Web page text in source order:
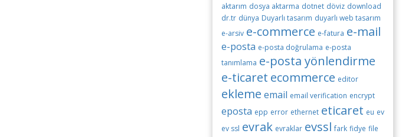
aktarım dosya aktarma dotnet döviz download
dr.tr dünya Duyarlı tasarım duyarlı web tasarım
e-arsiv e-commerce e-fatura e-mail
e-posta e-posta doğrulama e-posta
tanımlama e-posta yönlendirme
e-ticaret ecommerce editor
ekleme email email verification encrypt
eposta epp error ethernet eticaret eu ev
ev ssl evrak evraklar evssl fark fidye file